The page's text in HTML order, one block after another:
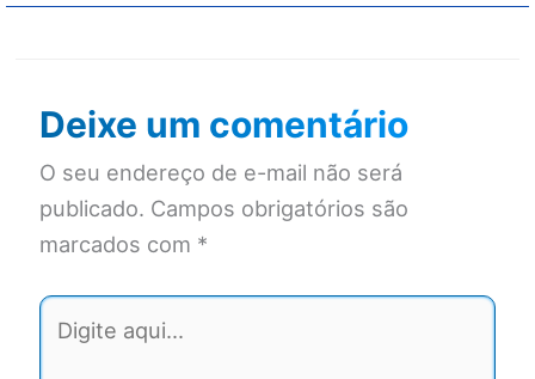
Deixe um comentário
O seu endereço de e-mail não será
publicado. Campos obrigatórios são
marcados com *
Digite
aqui...